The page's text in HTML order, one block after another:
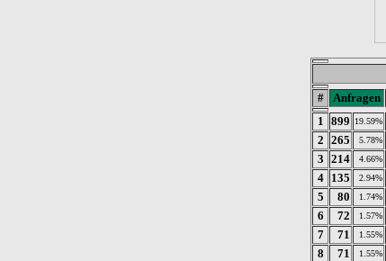
# Anfragen
1
899 19.59%
2 265 5.78%
3 214 4.66%
4
135 2.94%
5
80 1.74%
6
72 1.57%
7
71 1.55%
8
71 1.55%